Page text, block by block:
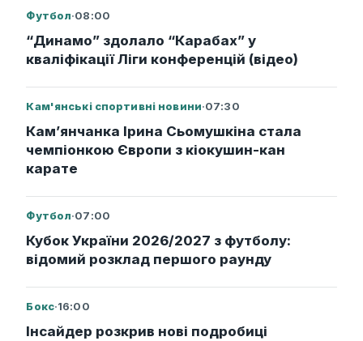
Футбол·08:00
“Динамо” здолало “Карабах” у
кваліфікації Ліги конференцій (відео)
Кам'янські спортивні новини·07:30
Кам’янчанка Ірина Сьомушкіна стала
чемпіонкою Європи з кіокушин-кан
карате
Футбол·07:00
Кубок України 2026/2027 з футболу:
відомий розклад першого раунду
Бокс·16:00
Інсайдер розкрив нові подробиці